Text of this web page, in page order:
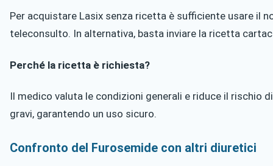
Per acquistare Lasix senza ricetta è sufficiente usare il
teleconsulto. In alternativa, basta inviare la ricetta
Perché la ricetta è richiesta?
Il medico valuta le condizioni generali e riduce il rischio
gravi, garantendo un uso sicuro.
Confronto del Furosemide con altri diuretici